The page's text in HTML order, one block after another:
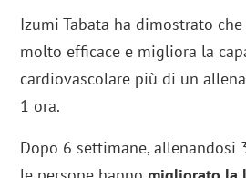
Izumi Tabata ha dimostrato
molto efficace e migliora la
cardiovascolare più di un
1 ora.
Dopo 6 settimane, allenandosi